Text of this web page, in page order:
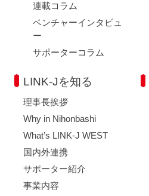
連載コラム
ベンチャーインタビュ
ー
サポーターコラム
LINK-Jを知る
理事長挨拶
Why in Nihonbashi
What’s LINK-J WEST
国内外連携
サポーター紹介
事業内容